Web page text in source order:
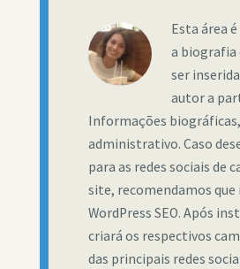
Esta área
a biografia
ser
autor a
Informações
administrativo. Caso
para as redes sociais de
site, recomendamos
WordPress SEO. Após
criará os respectivos
das principais redes